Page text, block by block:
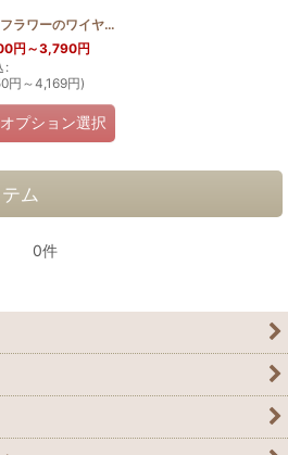
[HQWP_TIA]
サンフラワーのワイヤー口金ポーチ18cm
円 ～3,790円
:
円 ～4,169円)
オプション選択
ム
0件